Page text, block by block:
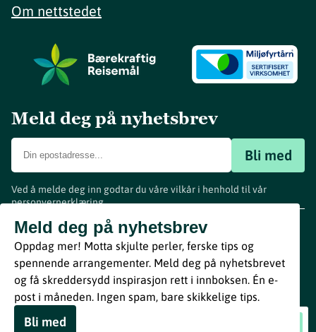
Jazzlunsj på Restaurant Victor
Om nettstedet
Meld deg på nyhetsbrev
Bli med
Ved å melde deg inn godtar du våre vilkår i henhold til vår
personvernerklæring.
Meld deg på nyhetsbrev
Oppdag mer! Motta skjulte perler, ferske tips og
spennende arrangementer. Meld deg på nyhetsbrevet
og få skreddersydd inspirasjon rett i innboksen. Én e-
post i måneden. Ingen spam, bare skikkelige tips.
Bli med
www.visitvestfold.com
Turistinformasjon
Vestfold Fylkeskommune
ByBreakfast